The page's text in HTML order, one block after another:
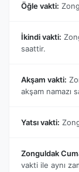
Öğle vakti:
İkindi vakti:
saattir.
Akşam vakti:
akşam namazı
Yatsı vakti:
Zonguldak
vakti ile aynı